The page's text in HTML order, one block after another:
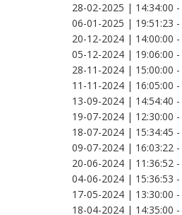
28-02-2025 | 14:34:00 -
06-01-2025 | 19:51:23 -
20-12-2024 | 14:00:00 -
05-12-2024 | 19:06:00 -
28-11-2024 | 15:00:00 -
11-11-2024 | 16:05:00 -
13-09-2024 | 14:54:40 -
19-07-2024 | 12:30:00 -
18-07-2024 | 15:34:45 -
09-07-2024 | 16:03:22 -
20-06-2024 | 11:36:52 -
04-06-2024 | 15:36:53 -
17-05-2024 | 13:30:00 -
18-04-2024 | 14:35:00 -